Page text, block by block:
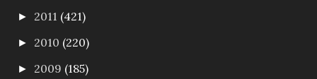
► 2011 (421)
► 2010 (220)
► 2009 (185)